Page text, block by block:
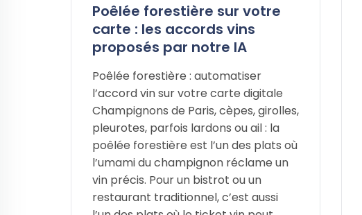
Poêlée forestière sur votre
carte : les accords vins
proposés par notre IA
Poêlée forestière : automatiser
l’accord vin sur votre carte digitale
Champignons de Paris, cèpes, girolles,
pleurotes, parfois lardons ou ail : la
poêlée forestière est l’un des plats où
l’umami du champignon réclame un
vin précis. Pour un bistrot ou un
restaurant traditionnel, c’est aussi